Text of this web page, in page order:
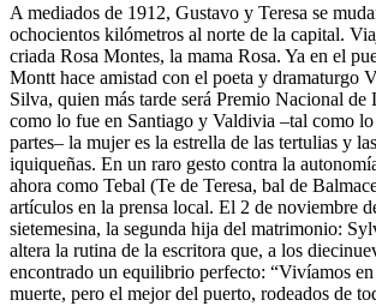
A mediados de 1912, Gustavo y Teresa se
ochocientos kilómetros al norte de la capital.
criada Rosa Montes, la mama Rosa. Ya en el
Montt hace amistad con el poeta y dramaturgo
Silva, quien más tarde será Premio Nacional de
como lo fue en Santiago y Valdivia –tal como lo
partes– la mujer es la estrella de las tertulias y
iquiqueñas. En un raro gesto contra la
ahora como Tebal (Te de Teresa, bal de
artículos en la prensa local. El 2 de noviembre
sietemesina, la segunda hija del matrimonio:
altera la rutina de la escritora que, a los
encontrado un equilibrio perfecto: “Vivíamos
muerte, pero el mejor del puerto, rodeados de